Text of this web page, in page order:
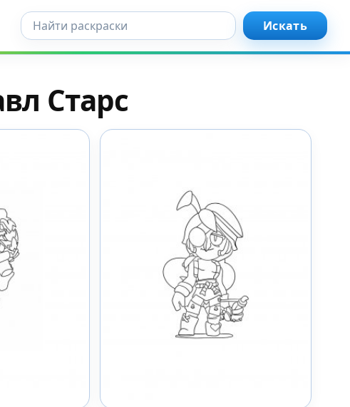
Искать... Искать
Старс